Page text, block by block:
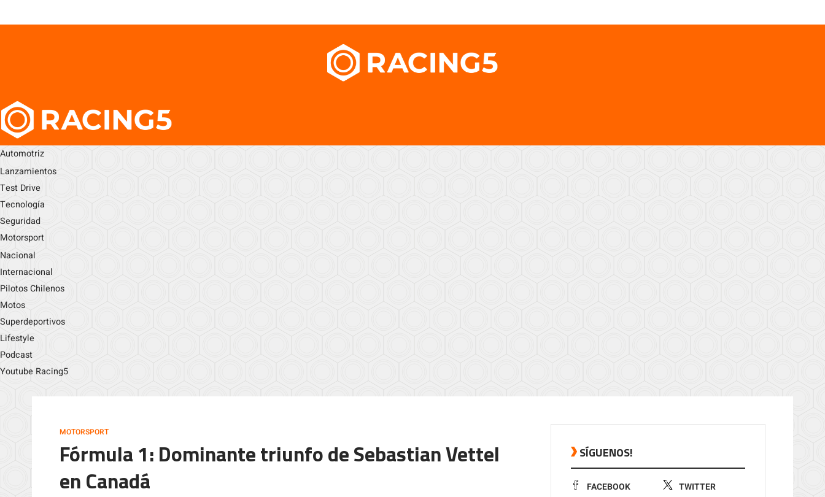
Automotriz
Lanzamientos
Test Drive
Tecnología
Seguridad
Motorsport
Nacional
Internacional
Pilotos Chilenos
Motos
Superdeportivos
Lifestyle
Podcast
Youtube Racing5
MOTORSPORT
Fórmula 1: Dominante triunfo de Sebastian Vettel
en Canadá
SÍGUENOS!
FACEBOOK TWITTER